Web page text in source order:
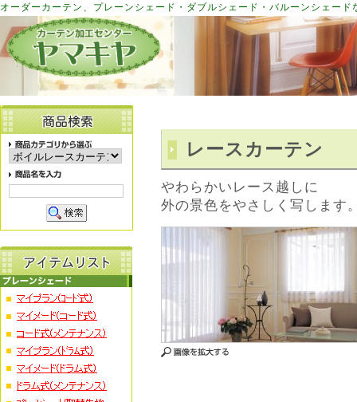
オーダーカーテン、プレーンシェード・ダブルシェード・バルーンシェー
レースカーテン
やわらかいレース越しに
外の景色をやさしく写します